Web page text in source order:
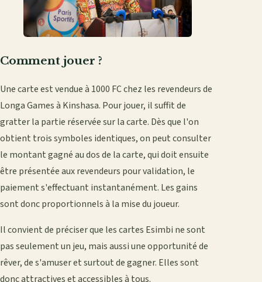
Comment jouer ?
Une carte est vendue à 1000 FC chez les revendeurs de
Longa Games à Kinshasa. Pour jouer, il suffit de
gratter la partie réservée sur la carte. Dès que l'on
obtient trois symboles identiques, on peut consulter
le montant gagné au dos de la carte, qui doit ensuite
être présentée aux revendeurs pour validation, le
paiement s'effectuant instantanément. Les gains
sont donc proportionnels à la mise du joueur.
Il convient de préciser que les cartes Esimbi ne sont
pas seulement un jeu, mais aussi une opportunité de
rêver, de s'amuser et surtout de gagner. Elles sont
donc attractives et accessibles à tous.